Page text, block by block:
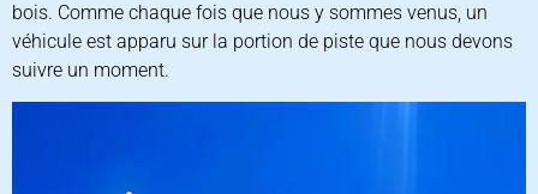
bois. Comme chaque fois que nous y sommes venus, un
véhicule est apparu sur la portion de piste que nous devons
suivre un moment.